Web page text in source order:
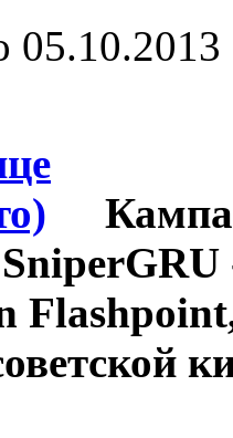
05.10.2013